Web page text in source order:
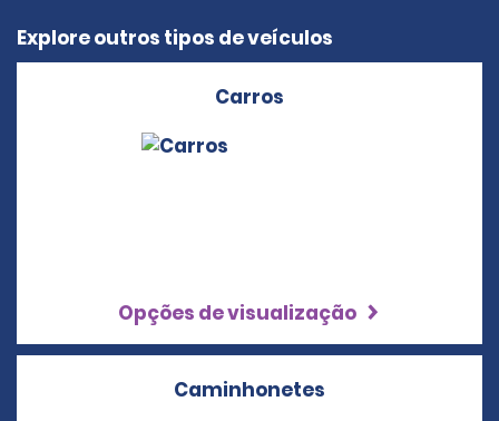
Explore outros tipos de veículos
Carros
Opções de visualização
Caminhonetes